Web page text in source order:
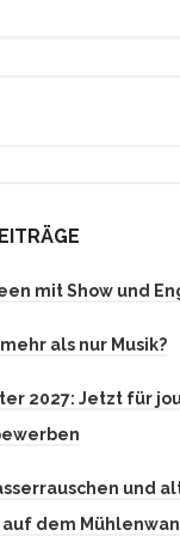
mit Show und
als nur Musik?
2027: Jetzt für
und
dem